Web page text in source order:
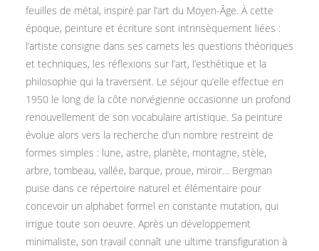
feuilles de métal, inspiré par l’art du Moyen-Âge. À cette
époque, peinture et écriture sont intrinsèquement liées :
l’artiste consigne dans ses carnets les questions théoriques
et techniques, les réflexions sur l’art, l’esthétique et la
philosophie qui la traversent. Le séjour qu’elle effectue en
1950 le long de la côte norvégienne occasionne un profond
renouvellement de son vocabulaire artistique. Sa peinture
évolue alors vers la recherche d’un nombre restreint de
formes simples : lune, astre, planète, montagne, stèle,
arbre, tombeau, vallée, barque, proue, miroir… Bergman
puise dans ce répertoire naturel et élémentaire pour
concevoir un alphabet formel en constante mutation, qui
irrigue toute son oeuvre. Après un développement
minimaliste, son travail connaît une ultime transfiguration à